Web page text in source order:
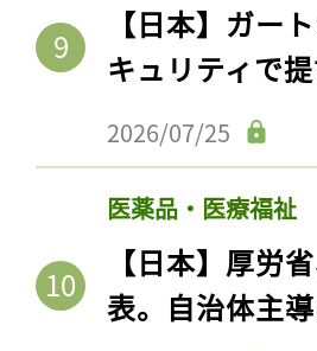
【日本】ガー
キュリティで
2026/07/25
医薬品・医療福祉
【日本】厚労
表。自治体主